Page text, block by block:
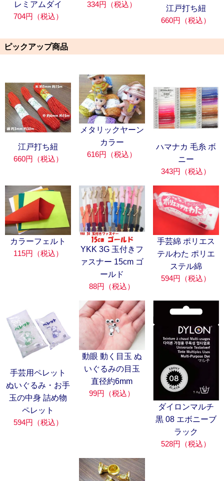
レミアムダイ
704円（税込）
334円（税込）
江戸打ち紐
660円（税込）
ピックアップ商品
江戸打ち紐
660円（税込）
メタリックヤーン
カラー
616円（税込）
ハマナカ 毛糸 ボ
ニー
343円（税込）
カラーフェルト
115円（税込）
YKK 3G 玉付きフ
ァスナー 15cm ゴ
ールド
88円（税込）
手芸綿 ポリエス
テルわた ポリエ
ステル綿
594円（税込）
手芸用ペレット
ぬいぐるみ・お手
玉の中身 詰め物
ペレット
594円（税込）
動眼 動く目玉 ぬ
いぐるみの目玉
直径約6mm
99円（税込）
ダイロンマルチ
黒 08 エボニーブ
ラック
528円（税込）